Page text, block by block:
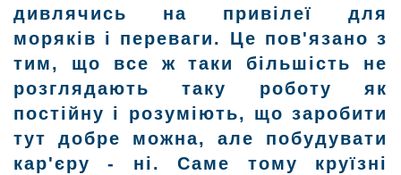
дивлячись на привілеї для
моряків і переваги. Це пов'язано з
тим, що все ж таки більшість не
розглядають таку роботу як
постійну і розуміють, що заробити
тут добре можна, але побудувати
кар'єру - ні. Саме тому круїзні